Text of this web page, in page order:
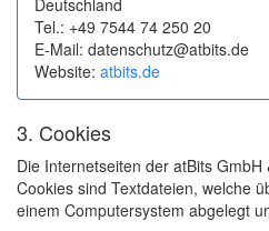
Deutschland
Tel.: +49 7544 74 250 20
E-Mail: datenschutz@atbits.de
Website: atbits.de
3. Cookies
Die Internetseiten der atBits
Cookies sind Textdateien, welche
einem Computersystem abgelegt